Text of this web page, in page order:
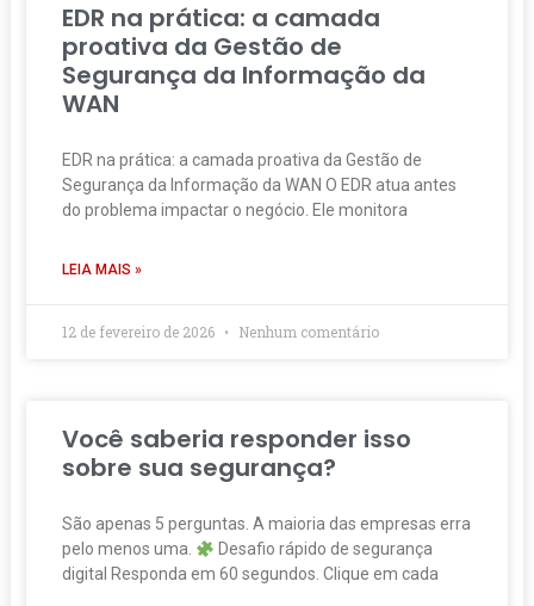
EDR na prática: a camada
proativa da Gestão de
Segurança da Informação da
WAN
EDR na prática: a camada proativa da Gestão de
Segurança da Informação da WAN O EDR atua antes
do problema impactar o negócio. Ele monitora
LEIA MAIS »
12 de fevereiro de 2026 Nenhum comentário
Você saberia responder isso
sobre sua segurança?
São apenas 5 perguntas. A maioria das empresas erra
pelo menos uma.
Desafio rápido de segurança
digital Responda em 60 segundos. Clique em cada